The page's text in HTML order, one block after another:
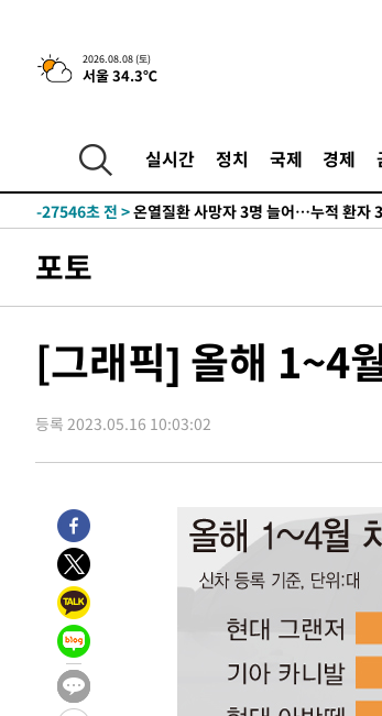
2026.08.08 (토)
서울 34.3℃
실시간 정치 국제 경제
3시간 전 >[속보]뉴욕증시 상승 마감…S&P 0.6% 나
-28795초 전 >
[속보]이강인 "감독님이 원하는 마음
틀레티코 이적"
-28577초 전 >
-27546초 전 >온열질환 사망자 3명 늘어…누적 환자
-17598초 전 >
-15308초 전 >선재도서 해루질 나섰다 실종 60대, 닷
-12218초 전 > 여수 오동도 해상서 모터보트 전복…1
주 날씨]
-5463초 전 >축구협회 "압수수색·성접대 논란 사과…
-3980초 전 >[속보]'압수수색·성접대 논란' 축구협회
3시간 전 >
[속보]뉴욕증시 상승 마감…S&P 0.6% 나
-29525초 전 >
낮 최고 35도 '무더위'…동해안 시간당
-28795초 전 >
[속보]이강인 "감독님이 원하는 마음
틀레티코 이적"
-28577초 전 >
수도권 40도 육박 '펄펄'…동해안 일부
-27546초 전 >
온열질환 사망자 3명 늘어…누적 환자
-21491초 전 >
강릉에 시간당 81.4㎜ 물폭탄…도로 잠
-17598초 전 >
백운산서 80년근 천종산삼 9뿌리 발
포토
[그래픽] 올해 1~4
등록 2023.05.16 10:03:02